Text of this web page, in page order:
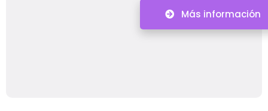
Más información